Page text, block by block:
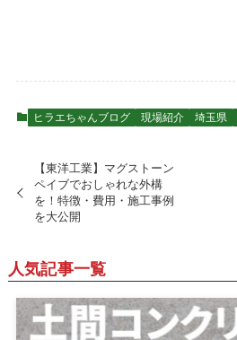
ヒラエちゃんブログ 現場紹介 埼玉県
【東洋工業】マグストーン
ペイブでおしゃれな外構
を！特徴・費用・施工事例
を大公開
人気記事一覧